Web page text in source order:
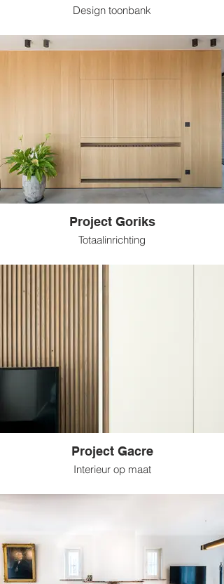
Design toonbank
Project Goriks
Totaalinrichting
Project Gacre
Interieur op maat